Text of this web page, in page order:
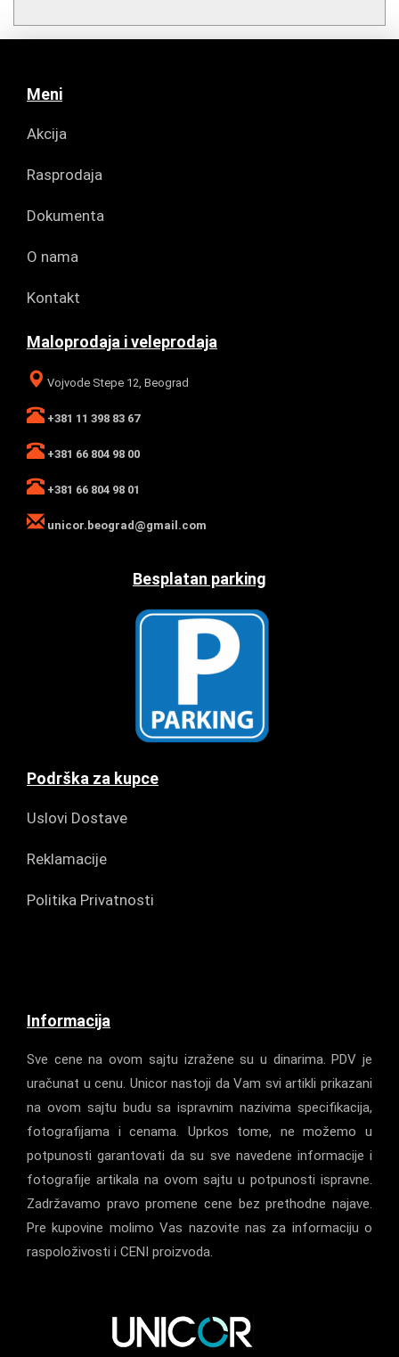
Meni
Akcija
Rasprodaja
Dokumenta
O nama
Kontakt
Maloprodaja i veleprodaja
Vojvode Stepe 12, Beograd
+381 11 398 83 67
+381 66 804 98 00
+381 66 804 98 01
unicor.beograd@gmail.com
Besplatan parking
Podrška za kupce
Uslovi Dostave
Reklamacije
Politika Privatnosti
Informacija
Sve cene na ovom sajtu izražene su u dinarima. PDV je
uračunat u cenu. Unicor nastoji da Vam svi artikli prikazani
na ovom sajtu budu sa ispravnim nazivima specifikacija,
fotografijama i cenama. Uprkos tome, ne možemo u
potpunosti garantovati da su sve navedene informacije i
fotografije artikala na ovom sajtu u potpunosti ispravne.
Zadržavamo pravo promene cene bez prethodne najave.
Pre kupovine molimo Vas nazovite nas za informaciju o
raspoloživosti i CENI proizvoda.